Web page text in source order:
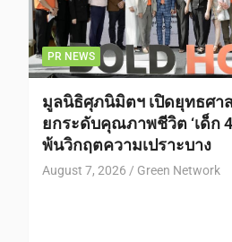
PR NEWS
มูลนิธิศุภนิมิตฯ เปิดยุทธศา
ยกระดับคุณภาพชีวิต ‘เด็ก
พ้นวิกฤตความเปราะบาง
August 7, 2026 Green Network